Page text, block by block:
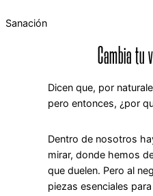
Sanación
Cambia tu
Dicen que, por
pero entonces, ¿por
Dentro de nosotros
mirar, donde hemos
que duelen. Pero al
piezas esenciales